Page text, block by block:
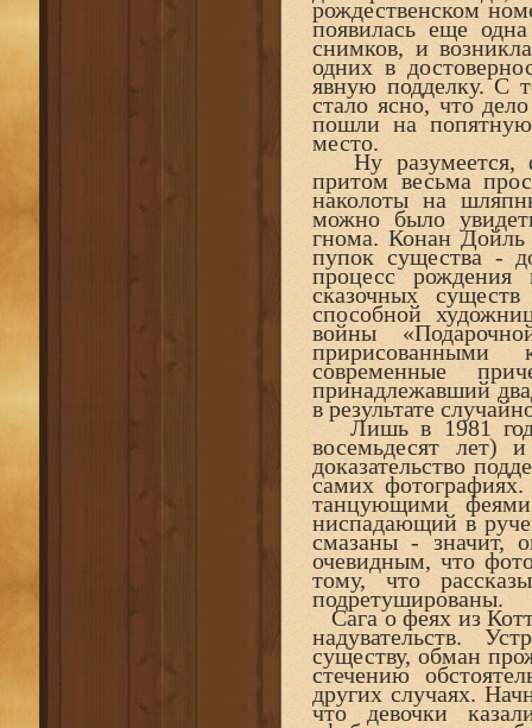
рождественском
появилась еще
снимков, и
одних в
явную подделку. С
стало ясно, что
пошли на
место.
Ну разумеется,
притом весьма
наколоты на
можно было
гнома. Конан Дойль
пупок существа -
процесс
сказочных
способной
войны
пририсованными
современные
принадлежавший
в результате
Лишь в 1981
восемьдесят лет)
доказательство
самих
танцующими
ниспадающий в
смазаны - значит,
очевидным, что
тому, что
подретушированы.
Сага о феях из
надувательств.
существу, обман
стечению
других случаях.
что девочки